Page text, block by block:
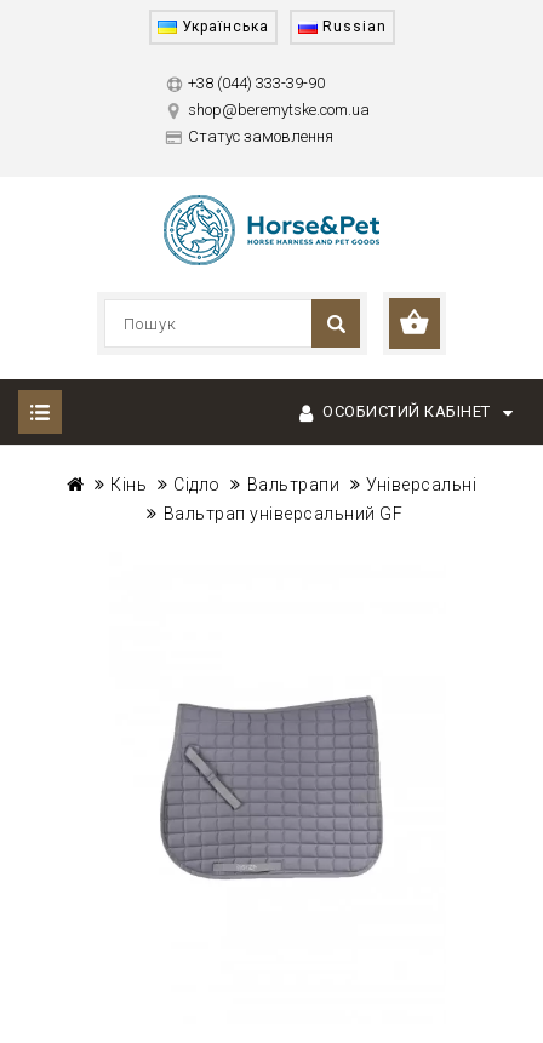
Українська Russian
+38 (044) 333-39-90
shop@beremytske.com.ua
Статус замовлення
ОСОБИСТИЙ КАБІНЕТ
Кінь Сідло Вальтрапи
Універсальні
Вальтрап універсальний GF